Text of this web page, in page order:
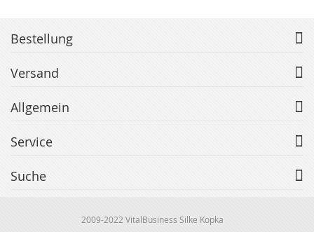
Bestellung
Versand
Allgemein
Service
Suche
2009-2022 VitalBusiness Silke Kopka